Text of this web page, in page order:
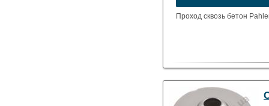
Указать цену
Проход сквозь бетон